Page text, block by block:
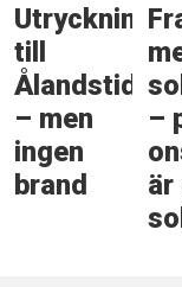
Utryckning
till
– men
ingen
brand
–
är